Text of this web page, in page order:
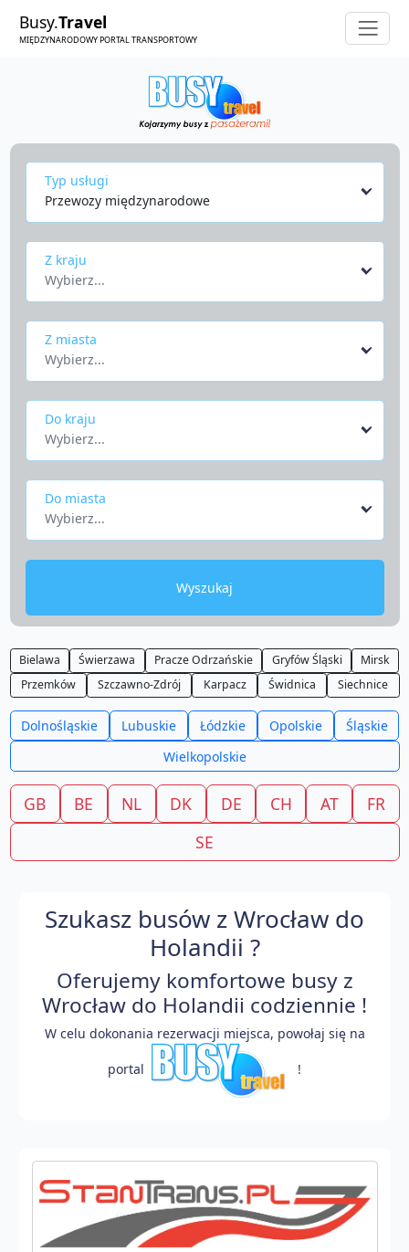
Busy.Travel
MIĘDZYNARODOWY PORTAL TRANSPORTOWY
Typ usługi
Przewozy międzynarodowe
Z kraju
Wybierz...
Z miasta
Wybierz...
Do kraju
Wybierz...
Do miasta
Wybierz...
Wyszukaj
Bielawa Świerzawa Pracze Odrzańskie Gryfów Śląski
Mirsk
Przemków
Szczawno-Zdrój Karpacz Świdnica Siechnice
Dolnośląskie Lubuskie Łódzkie Opolskie
Śląskie
Wielkopolskie
GB BE NL DK DE CH AT
FR
SE
Szukasz busów z Wrocław do
Holandii ?
Oferujemy komfortowe busy z
Wrocław do Holandii codziennie !
W celu dokonania rezerwacji miejsca, powołaj się na
portal !